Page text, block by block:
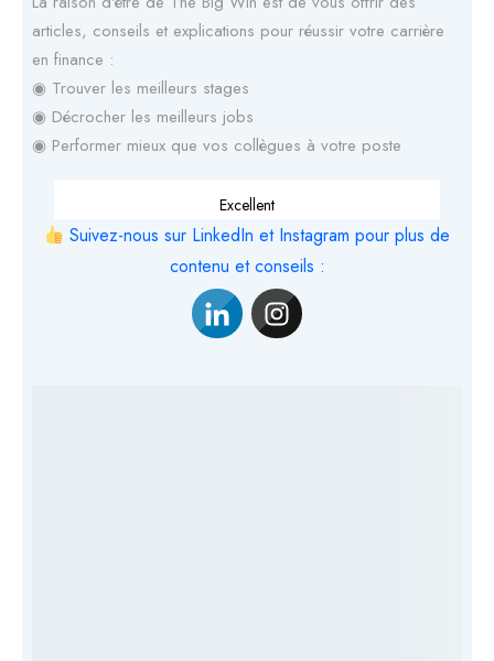
articles, conseils et explications pour réussir votre carrière
en finance :
◉ Trouver les meilleurs stages
◉ Décrocher les meilleurs jobs
◉ Performer mieux que vos collègues à votre poste
Excellent
Suivez-nous sur LinkedIn et Instagram pour plus de
contenu et conseils :